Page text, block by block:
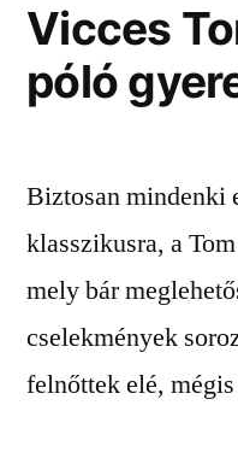
Vicces
póló
Biztosan mindenki
klasszikusra, a
mely bár
cselekmények
felnőttek elé,